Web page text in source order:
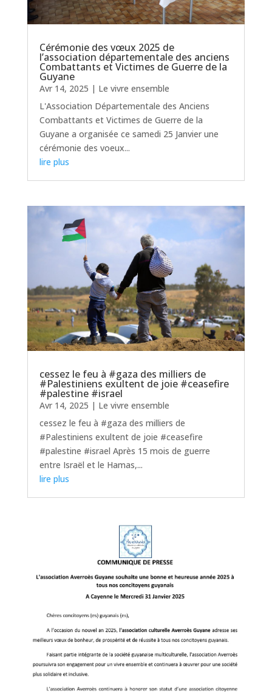
Cérémonie des vœux 2025 de
l’association départementale des anciens
Combattants et Victimes de Guerre de la
Guyane
Avr 14, 2025 | Le vivre ensemble
L'Association Départementale des Anciens
Combattants et Victimes de Guerre de la
Guyane a organisée ce samedi 25 Janvier une
cérémonie des voeux...
lire plus
cessez le feu à #gaza des milliers de
#Palestiniens exultent de joie #ceasefire
#palestine #israel
Avr 14, 2025 | Le vivre ensemble
cessez le feu à #gaza des milliers de
#Palestiniens exultent de joie #ceasefire
#palestine #israel Après 15 mois de guerre
entre Israël et le Hamas,...
lire plus